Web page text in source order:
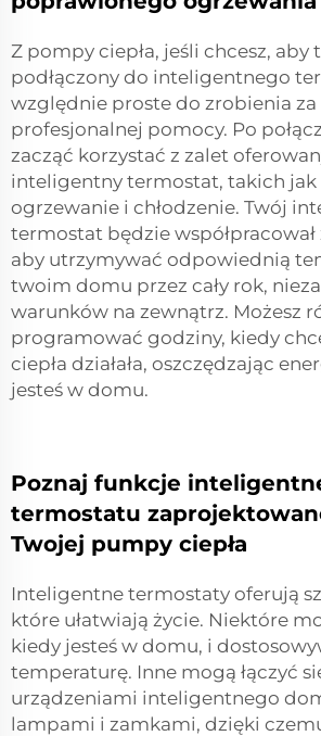
Z pompy ciepła, jeśli chcesz, aby
podłączony do inteligentnego
względnie proste do zrobienia
profesjonalnej pomocy. Po
zacząć korzystać z zalet
inteligentny termostat, takich
ogrzewanie i chłodzenie. Twój
termostat będzie współpracował
aby utrzymywać odpowiednią
twoim domu przez cały rok,
warunków na zewnątrz. Możesz
programować godziny, kiedy
ciepła działała, oszczędzając
jesteś w domu.
Poznaj funkcje
termostatu
Twojej pumpy ciepła
Inteligentne termostaty oferują
które ułatwiają życie. Niektóre
kiedy jesteś w domu, i
temperaturę. Inne mogą łączyć
urządzeniami inteligentnego
lampami i zamkami, dzięki